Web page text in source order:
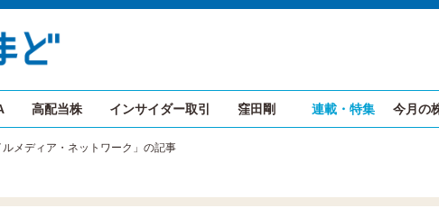
高配当株 インサイダー取引 窪田剛 連載・特集 今月の
ルメディア・ネットワーク」の記事